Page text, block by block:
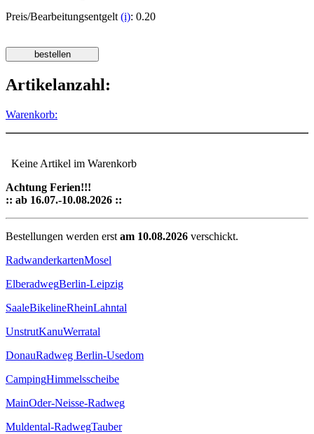
Preis/Bearbeitungsentgelt(i): 0.20
Artikelanzahl:
Warenkorb:
Keine Artikel im Warenkorb
Achtung Ferien!!!
:: ab 16.07.-10.08.2026 ::
Bestellungen werden erst am 10.08.2026 verschickt.
RadwanderkartenMosel
ElberadwegBerlin-Leipzig
SaaleBikelineRheinLahntal
UnstrutKanuWerratal
DonauRadweg Berlin-Usedom
CampingHimmelsscheibe
MainOder-Neisse-Radweg
Muldental-RadwegTauber